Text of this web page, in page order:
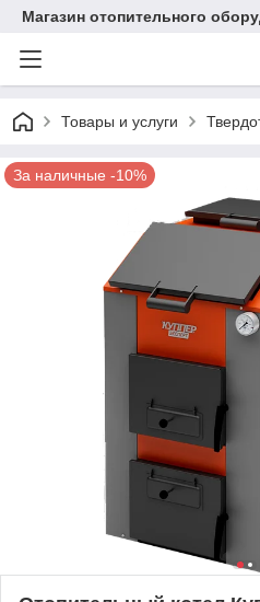
Магазин отопительного
Товары и услуги
За наличные -10%